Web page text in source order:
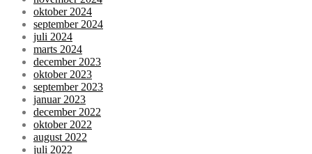
oktober 2024
september 2024
juli 2024
marts 2024
december 2023
oktober 2023
september 2023
januar 2023
december 2022
oktober 2022
august 2022
juli 2022